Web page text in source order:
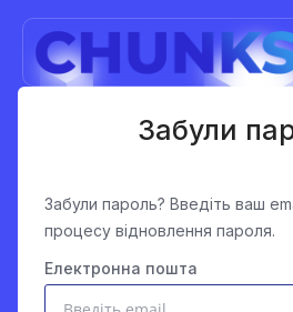
Забули
Забули пароль? Введіть ваш
процесу відновлення пароля.
Електронна пошта